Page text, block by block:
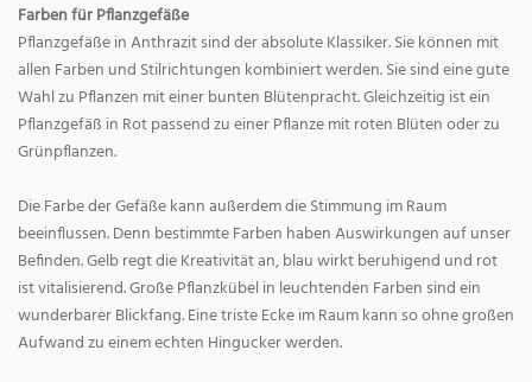
Farben für Pflanzgefäße
Pflanzgefäße in Anthrazit sind der absolute Klassiker. Sie können mit
allen Farben und Stilrichtungen kombiniert werden. Sie sind eine gute
Wahl zu Pflanzen mit einer bunten Blütenpracht. Gleichzeitig ist ein
Pflanzgefäß in Rot passend zu einer Pflanze mit roten Blüten oder zu
Grünpflanzen.
Die Farbe der Gefäße kann außerdem die Stimmung im Raum
beeinflussen. Denn bestimmte Farben haben Auswirkungen auf unser
Befinden. Gelb regt die Kreativität an, blau wirkt beruhigend und rot
ist vitalisierend. Große Pflanzkübel in leuchtenden Farben sind ein
wunderbarer Blickfang. Eine triste Ecke im Raum kann so ohne großen
Aufwand zu einem echten Hingucker werden.